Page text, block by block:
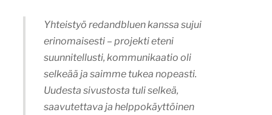
Yhteistyö redandbluen kanssa sujui
erinomaisesti – projekti eteni
suunnitellusti, kommunikaatio oli
selkeää ja saimme tukea nopeasti.
Uudesta sivustosta tuli selkeä,
saavutettava ja helppokäyttöinen